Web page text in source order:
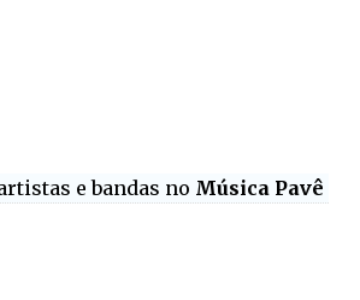
e bandas no Música Pavê